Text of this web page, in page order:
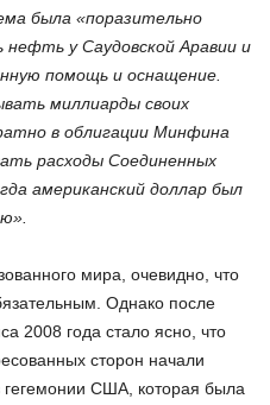
была «поразительно
у Саудовской Аравии и
помощь и оснащение.
миллиарды своих
в облигации Минфина
расходы Соединенных
американский доллар был
мира, очевидно, что
Однако после
2008 года стало ясно, что
сторон начали
гегемонии США, которая была